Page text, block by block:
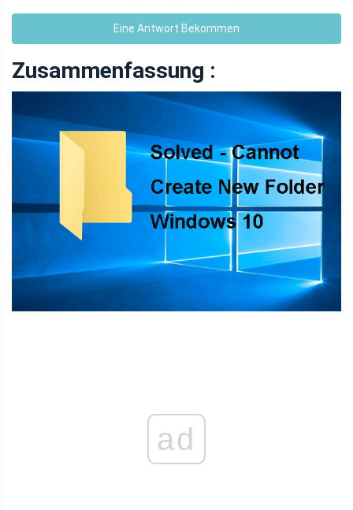
Eine Antwort Bekommen
Zusammenfassung :
ad